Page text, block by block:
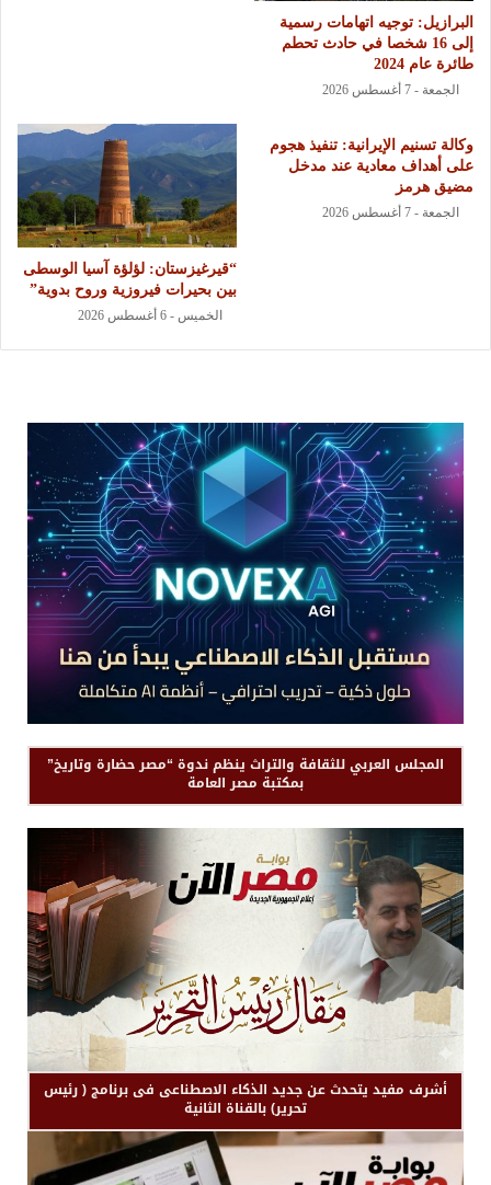
البرازيل: توجيه اتهامات رسمية
إلى 16 شخصا في حادث تحطم
طائرة عام 2024
الجمعة - 7 أغسطس 2026
وكالة تسنيم الإيرانية: تنفيذ هجوم
على أهداف معادية عند مدخل
مضيق هرمز
الجمعة - 7 أغسطس 2026
“قيرغيزستان: لؤلؤة آسيا الوسطى
بين بحيرات فيروزية وروح بدوية”
الخميس - 6 أغسطس 2026
المجلس العربي للثقافة والتراث ينظم ندوة “مصر حضارة وتاريخ”
بمكتبة مصر العامة
أشرف مفيد يتحدث عن جديد الذكاء الاصطناعى فى برنامج ( رئيس
تحرير) بالقناة الثانية